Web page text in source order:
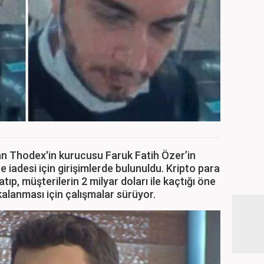
Thodex'in kurucusu Faruk Fatih Özer’in
iadesi için girişimlerde bulunuldu. Kripto para
müşterilerin 2 milyar doları ile kaçtığı öne
için çalışmalar sürüyor.